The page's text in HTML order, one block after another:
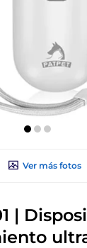
Ver más fotos
|